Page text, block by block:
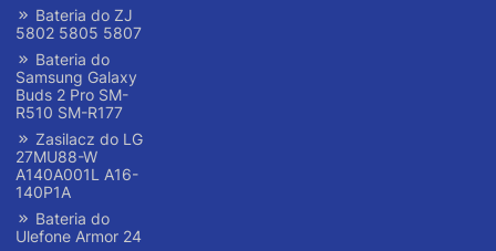
Bateria do ZJ
5802 5805 5807
Bateria do
Samsung Galaxy
Buds 2 Pro SM-
R510 SM-R177
Zasilacz do LG
27MU88-W
A140A001L A16-
140P1A
Bateria do
Ulefone Armor 24